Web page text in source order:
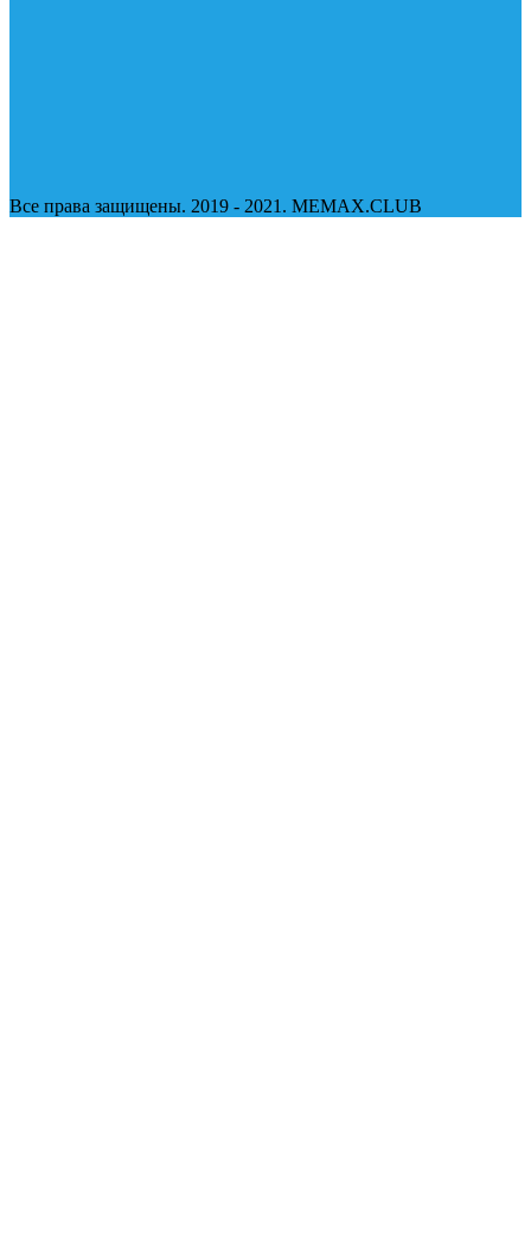
Все права защищены. 2019 - 2021. MEMAX.CLUB